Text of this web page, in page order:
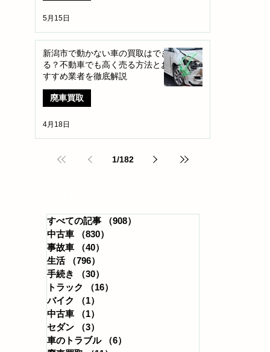
5月15日
新潟市で動かない車の買取はでき
る？不動車でも高く売る方法とお
すすめ業者を徹底解説
廃車買取
4月18日
1/182
すべての記事 （908）
中古車
（830）
事故車
（40）
生活
（796）
手続き
（30）
トラック
（16）
バイク
（1）
中古車
（1）
セダン
（3）
車のトラブル
（6）